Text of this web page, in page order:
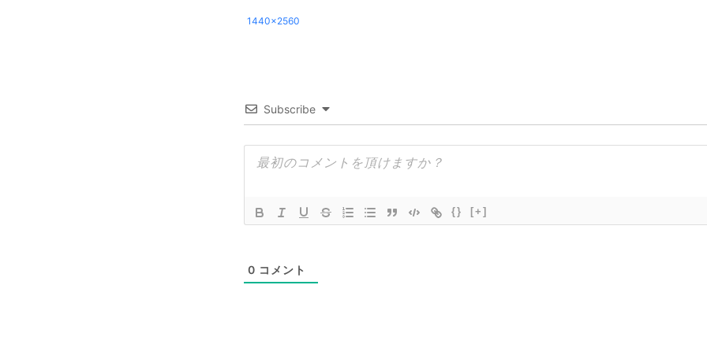
1440x2560
Subscribe
{} [+]
0 コメント